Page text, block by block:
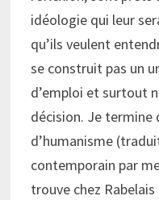
idéologie qui leur
qu’ils veulent
se construit pas un
d’emploi et surtout
décision. Je termine
d’humanisme
contemporain par
trouve chez